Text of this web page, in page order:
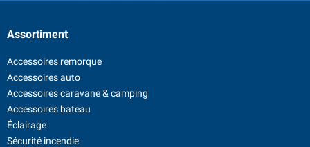
Assortiment
Accessoires remorque
Accessoires auto
Accessoires caravane & camping
Accessoires bateau
Éclairage
Sécurité incendie